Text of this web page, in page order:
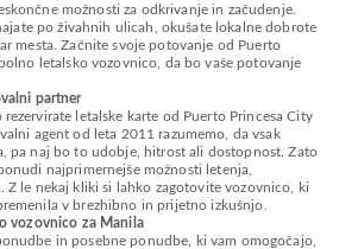
možnosti za odkrivanje in začudenje.
po živahnih ulicah, okušate lokalne dobrote
mesta. Začnite svoje potovanje od Puerto
letalsko vozovnico, da bo vaše potovanje
partner
letalske karte od Puerto Princesa City
agent od leta 2011 razumemo, da vsak
pa naj bo to udobje, hitrost ali dostopnost. Zato
najprimernejše možnosti letenja,
Z le nekaj kliki si lahko zagotovite vozovnico, ki
v brezhibno in prijetno izkušnjo.
vozovnico za Manila
in posebne ponudbe, ki vam omogočajo,